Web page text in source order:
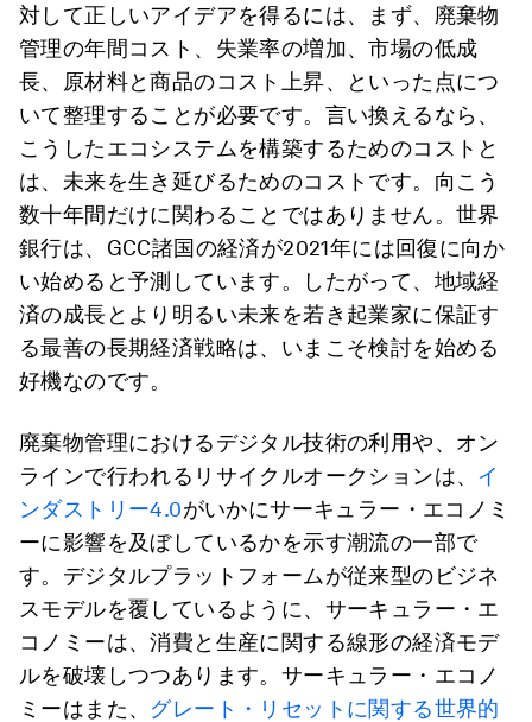
対して正しいアイデアを得るには、まず、廃棄物
管理の年間コスト、失業率の増加、市場の低成
長、原材料と商品のコスト上昇、といった点につ
いて整理することが必要です。言い換えるなら、
こうしたエコシステムを構築するためのコストと
は、未来を生き延びるためのコストです。向こう
数十年間だけに関わることではありません。世界
銀行は、GCC諸国の経済が2021年には回復に向か
い始めると予測しています。したがって、地域経
済の成長とより明るい未来を若き起業家に保証す
る最善の長期経済戦略は、いまこそ検討を始める
好機なのです。
廃棄物管理におけるデジタル技術の利用や、オン
ラインで行われるリサイクルオークションは、 イ
ンダストリー4.0がいかにサーキュラー・エコノミ
ーに影響を及ぼしているかを示す潮流の一部で
す。デジタルプラットフォームが従来型のビジネ
スモデルを覆しているように、サーキュラー・エ
コノミーは、消費と生産に関する線形の経済モデ
ルを破壊しつつあります。サーキュラー・エコノ
ミーはまた、 グレート・リセットに関する世界的